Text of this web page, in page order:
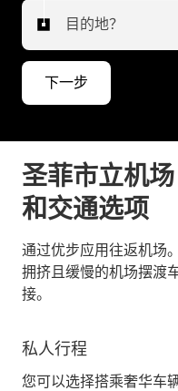
目的地？
下一步
圣菲市立机
和交通选项
通过优步应用往返机场
拥挤且缓慢的机场摆渡
接。
私人行程
您可以选择搭乘奢华车